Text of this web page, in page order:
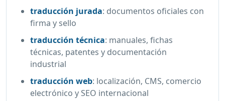
traducción jurada: documentos oficiales con
firma y sello
traducción técnica: manuales, fichas
técnicas, patentes y documentación
industrial
traducción web: localización, CMS, comercio
electrónico y SEO internacional